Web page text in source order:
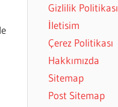
Gizlilik Politikası
İletisim
Çerez Politikası
Hakkımızda
Sitemap
Post Sitemap